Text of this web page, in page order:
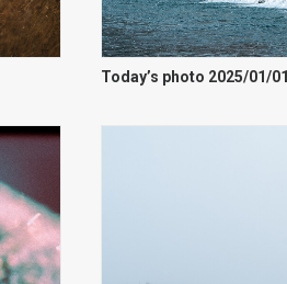
Today’s photo 2025/01/01